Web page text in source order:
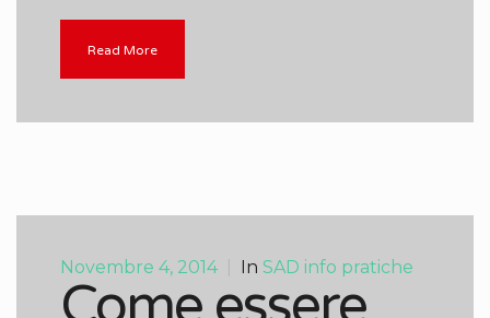
Read More
Novembre 4, 2014 In SAD info pratiche